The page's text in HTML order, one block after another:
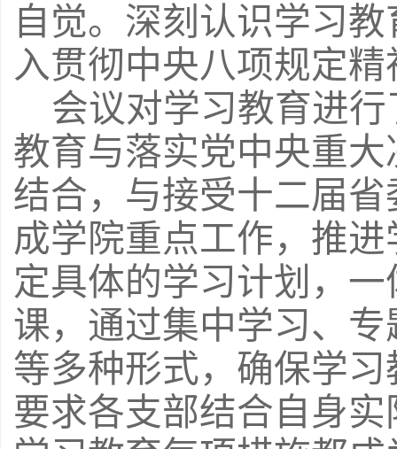
自觉。深刻认识学习
入贯彻中央八项规定
会议对学习教育进
教育与落实党中央重
结合，与接受十二届
成学院重点工作，推
定具体的学习计划，
课，通过集中学习、
等多种形式，确保学
要求各支部结合自身